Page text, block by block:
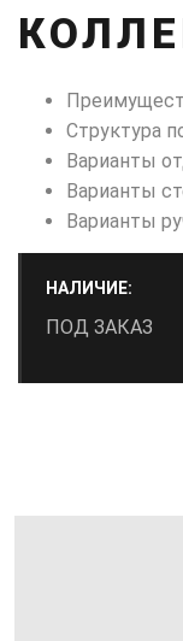
Структура
Варианты
Варианты
Варианты
НАЛИЧИЕ:
ПОД ЗАКАЗ